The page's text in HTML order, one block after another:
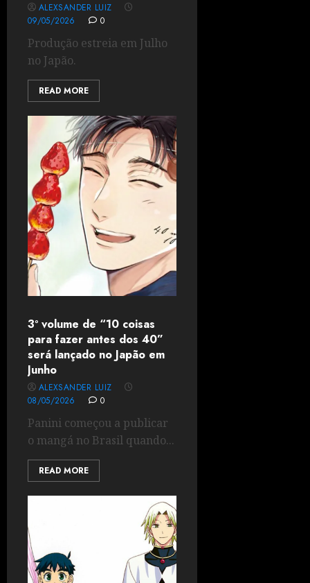
ALEXSANDER LUIZ
09/05/2026
0
Produção estreia em Julho
no Japão.
READ MORE
3º volume de “10 coisas
para fazer antes dos 40”
será lançado no Japão em
Junho
ALEXSANDER LUIZ
08/05/2026
0
Panini começou a publicar
o mangá no Brasil quando...
READ MORE